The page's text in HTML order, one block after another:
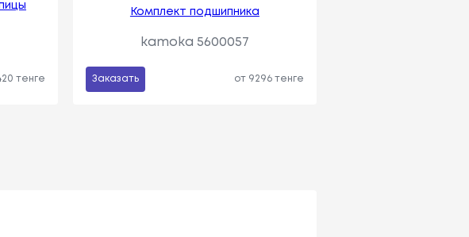
тенге
Комплект подшипника
kamoka 5600057
Заказать от 9296 тенге